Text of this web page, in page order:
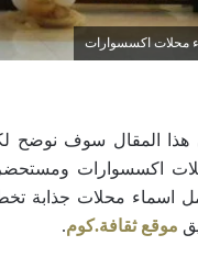
محلات اكسسوارات
المقال سوف نوضح
اكسسوارات
اسماء محلات جذابة
موقع ثقافة.كوم.